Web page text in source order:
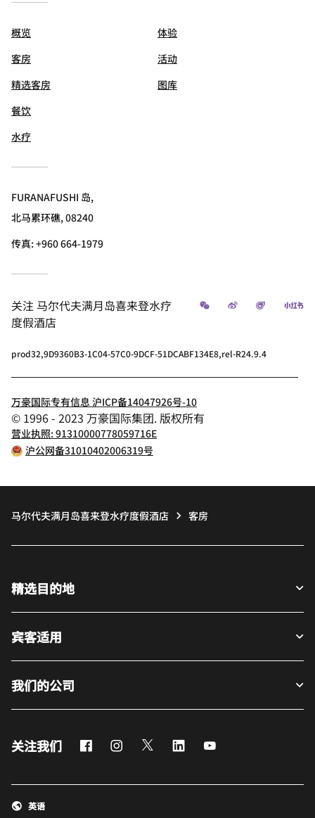
概览
客房
精选客房
餐饮
水疗
体验
活动
图库
FURANAFUSHI 岛,
北马累环礁, 08240
传真:+960 664-1979
关注 马尔代夫满月岛喜来登水疗
度假酒店
微信 微博 飞猪
prod32,9D9360B3-1C04-57C0-9DCF-51DCABF134E8,rel-R24.9.4
万豪国际专有信息 沪ICP备14047926号-10
© 1996 - 2023 万豪国际集团. 版权所有
营业执照: 91310000778059716E
沪公网备31010402006319号
马尔代夫满月岛喜来登水疗度假酒店 客房
精选目的地
宾客适用
我们的公司
关注我们 FacebookInstagram
Twitter LinkedIn
英语